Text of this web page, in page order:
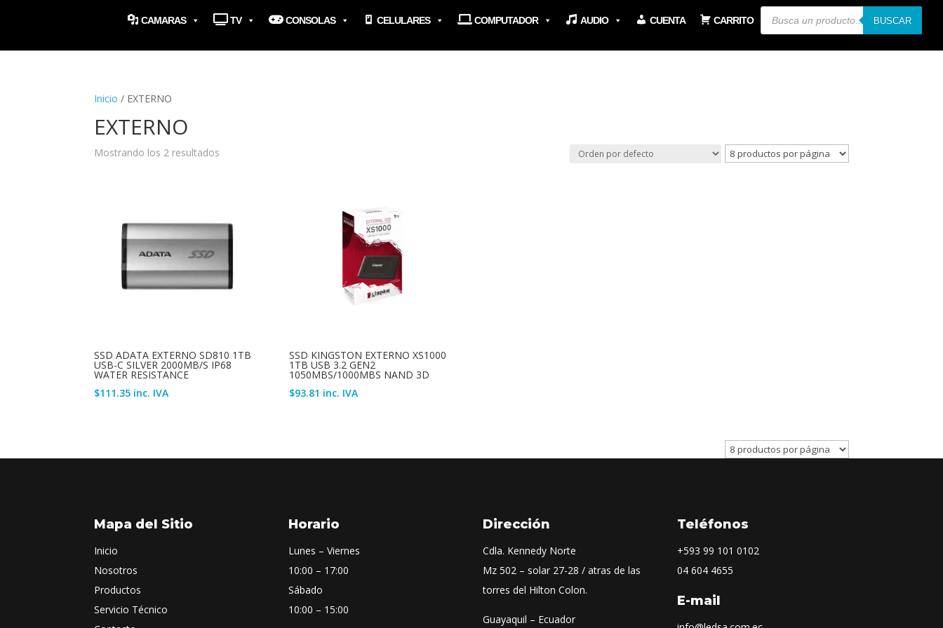
CAMARAS TV CONSOLAS CELULARES COMPUTADOR AUDIO CUENTA CARRITO
Búsqueda
BUSCAR
Inicio / EXTERNO
EXTERNO
Mostrando los 2 resultados
SSD ADATA EXTERNO SD810 1TB
USB-C SILVER 2000MB/S IP68
WATER RESISTANCE
$111.35 inc. IVA
SSD KINGSTON EXTERNO XS1000
1TB USB 3.2 GEN2
1050MBS/1000MBS NAND 3D
$93.81 inc. IVA
Mapa del Sitio
Inicio
Nosotros
Productos
Servicio Técnico
Horario
Lunes – Viernes
10:00 – 17:00
Sábado
10:00 – 15:00
Dirección
Cdla. Kennedy Norte
Mz 502 – solar 27-28 / atras de las
torres del Hilton Colon.
Guayaquil – Ecuador
Teléfonos
+593 99 101 0102
04 604 4655
E-mail